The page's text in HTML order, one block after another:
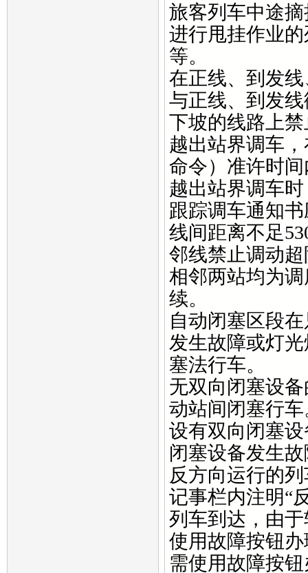
旅客列车中途
进行甩挂作业
等。
在正线、到发
与正线、到发
下坡的线路上
越出站界调车
命令）准许时
越出站界调车
跟踪调车通知
线间距离不足
邻线禁止调动
相邻两站均为
续。
自动闭塞区段
发生故障或灯
塞法行车。
无双向闭塞设
动站间闭塞行车
设有双向闭塞
闭塞设备发生
反方向运行的
记事栏内注明“
列车到达，由
使用故障按钮
需使用故障按